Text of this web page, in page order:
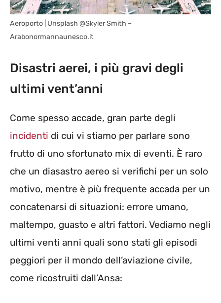
Aeroporto | Unsplash @Skyler Smith –
Arabonormannaunesco.it
Disastri aerei, i più gravi degli
ultimi vent’anni
Come spesso accade, gran parte degli
incidenti di cui vi stiamo per parlare sono
frutto di uno sfortunato mix di eventi. È raro
che un diasastro aereo si verifichi per un solo
motivo, mentre è più frequente accada per un
concatenarsi di situazioni: errore umano,
maltempo, guasto e altri fattori. Vediamo negli
ultimi venti anni quali sono stati gli episodi
peggiori per il mondo dell’aviazione civile,
come ricostruiti dall’Ansa: